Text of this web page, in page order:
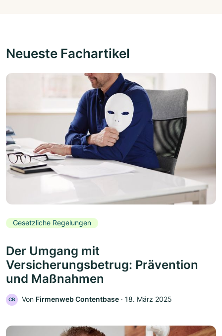
Neueste Fachartikel
Gesetzliche Regelungen
Der Umgang mit
Versicherungsbetrug: Prävention
und Maßnahmen
CB Von Firmenweb Contentbase ‧ 18. März 2025